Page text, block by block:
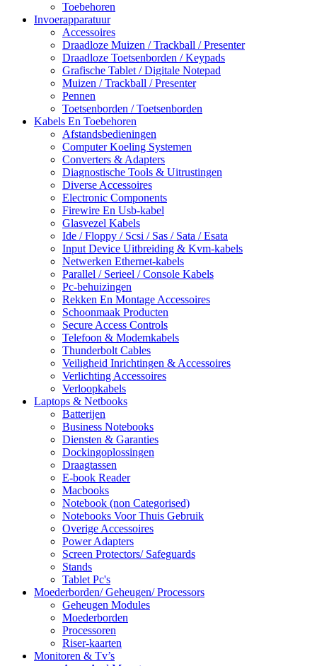
Toebehoren
Invoerapparatuur
Accessoires
Draadloze Muizen / Trackball / Presenter
Draadloze Toetsenborden / Keypads
Grafische Tablet / Digitale Notepad
Muizen / Trackball / Presenter
Pennen
Toetsenborden / Toetsenborden
Kabels En Toebehoren
Afstandsbedieningen
Computer Koeling Systemen
Converters & Adapters
Diagnostische Tools & Uitrustingen
Diverse Accessoires
Electronic Components
Firewire En Usb-kabel
Glasvezel Kabels
Ide / Floppy / Scsi / Sas / Sata / Esata
Input Device Uitbreiding & Kvm-kabels
Netwerken Ethernet-kabels
Parallel / Serieel / Console Kabels
Pc-behuizingen
Rekken En Montage Accessoires
Schoonmaak Producten
Secure Access Controls
Telefoon & Modemkabels
Thunderbolt Cables
Veiligheid Inrichtingen & Accessoires
Verlichting Accessoires
Verloopkabels
Laptops & Netbooks
Batterijen
Business Notebooks
Diensten & Garanties
Dockingoplossingen
Draagtassen
E-book Reader
Macbooks
Notebook (non Categorised)
Notebooks Voor Thuis Gebruik
Overige Accessoires
Power Adapters
Screen Protectors/ Safeguards
Stands
Tablet Pc's
Moederborden/ Geheugen/ Processors
Geheugen Modules
Moederborden
Processoren
Riser-kaarten
Monitoren & Tv’s